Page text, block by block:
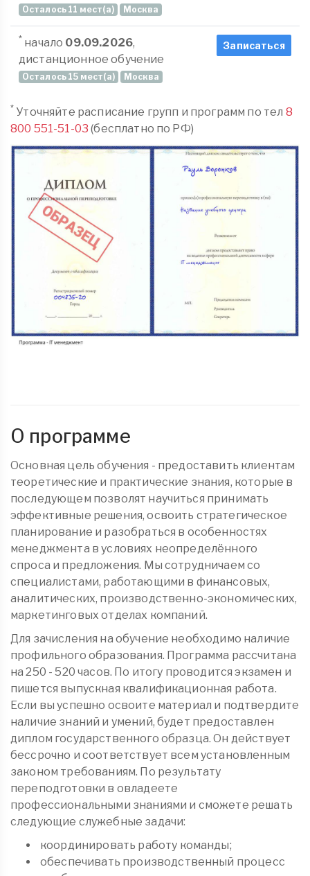
Осталось 11 мест(а) Москва
* начало 09.09.2026,
дистанционное обучение
Осталось 15 мест(а) Москва
Записаться
* Уточняйте расписание групп и программ по тел 8
800 551-51-03 (бесплатно по РФ)
О программе
Основная цель обучения - предоставить клиентам
теоретические и практические знания, которые в
последующем позволят научиться принимать
эффективные решения, освоить стратегическое
планирование и разобраться в особенностях
менеджмента в условиях неопределённого
спроса и предложения. Мы сотрудничаем со
специалистами, работающими в финансовых,
аналитических, производственно-экономических,
маркетинговых отделах компаний.
Для зачисления на обучение необходимо наличие
профильного образования. Программа рассчитана
на 250 - 520 часов. По итогу проводится экзамен и
пишется выпускная квалификационная работа.
Если вы успешно освоите материал и подтвердите
наличие знаний и умений, будет предоставлен
диплом государственного образца. Он действует
бессрочно и соответствует всем установленным
законом требованиям. По результату
переподготовки в овладеете
профессиональными знаниями и сможете решать
следующие служебные задачи:
координировать работу команды;
обеспечивать производственный процесс